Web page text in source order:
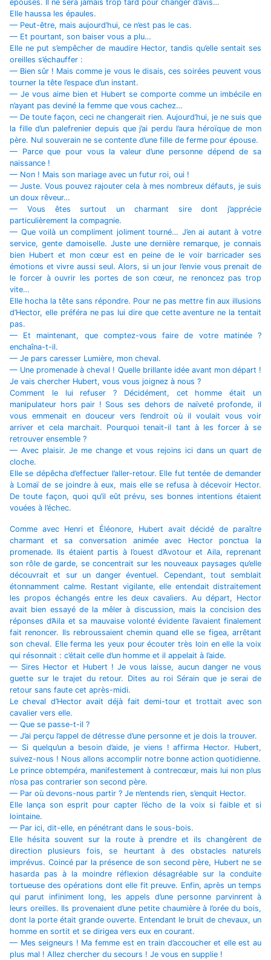
épouses. Il ne sera jamais trop tard pour changer d’avis…
Elle haussa les épaules.
— Peut-être, mais aujourd’hui, ce n’est pas le cas.
— Et pourtant, son baiser vous a plu…
Elle ne put s’empêcher de maudire Hector, tandis qu’elle sentait ses
oreilles s’échauffer :
— Bien sûr ! Mais comme je vous le disais, ces soirées peuvent vous
tourner la tête l’espace d’un instant.
— Je vous aime bien et Hubert se comporte comme un imbécile en
n’ayant pas deviné la femme que vous cachez…
— De toute façon, ceci ne changerait rien. Aujourd’hui, je ne suis que
la fille d’un palefrenier depuis que j’ai perdu l’aura héroïque de mon
père. Nul souverain ne se contente d’une fille de ferme pour épouse.
— Parce que pour vous la valeur d’une personne dépend de sa
naissance !
— Non ! Mais son mariage avec un futur roi, oui !
— Juste. Vous pouvez rajouter cela à mes nombreux défauts, je suis
un doux rêveur…
— Vous êtes surtout un charmant sire dont j’apprécie
particulièrement la compagnie.
— Que voilà un compliment joliment tourné… J’en ai autant à votre
service, gente damoiselle. Juste une dernière remarque, je connais
bien Hubert et mon cœur est en peine de le voir barricader ses
émotions et vivre aussi seul. Alors, si un jour l’envie vous prenait de
le forcer à ouvrir les portes de son cœur, ne renoncez pas trop
vite…
Elle hocha la tête sans répondre. Pour ne pas mettre fin aux illusions
d’Hector, elle préféra ne pas lui dire que cette aventure ne la tentait
pas.
— Et maintenant, que comptez-vous faire de votre matinée ?
enchaîna-t-il.
— Je pars caresser Lumière, mon cheval.
— Une promenade à cheval ! Quelle brillante idée avant mon départ !
Je vais chercher Hubert, vous vous joignez à nous ?
Comment le lui refuser ? Décidément, cet homme était un
manipulateur hors pair ! Sous ses dehors de naïveté profonde, il
vous emmenait en douceur vers l’endroit où il voulait vous voir
arriver et cela marchait. Pourquoi tenait-il tant à les forcer à se
retrouver ensemble ?
— Avec plaisir. Je me change et vous rejoins ici dans un quart de
cloche.
Elle se dépêcha d’effectuer l’aller-retour. Elle fut tentée de demander
à Lomaï de se joindre à eux, mais elle se refusa à décevoir Hector.
De toute façon, quoi qu’il eût prévu, ses bonnes intentions étaient
vouées à l’échec.
Comme avec Henri et Éléonore, Hubert avait décidé de paraître
charmant et sa conversation animée avec Hector ponctua la
promenade. Ils étaient partis à l’ouest d’Avotour et Aila, reprenant
son rôle de garde, se concentrait sur les nouveaux paysages qu’elle
découvrait et sur un danger éventuel. Cependant, tout semblait
étonnamment calme. Restant vigilante, elle entendait distraitement
les propos échangés entre les deux cavaliers. Au départ, Hector
avait bien essayé de la mêler à discussion, mais la concision des
réponses d’Aila et sa mauvaise volonté évidente l’avaient finalement
fait renoncer. Ils rebroussaient chemin quand elle se figea, arrêtant
son cheval. Elle ferma les yeux pour écouter très loin en elle la voix
qui résonnait : c’était celle d’un homme et il appelait à l’aide.
— Sires Hector et Hubert ! Je vous laisse, aucun danger ne vous
guette sur le trajet du retour. Dites au roi Sérain que je serai de
retour sans faute cet après-midi.
Le cheval d’Hector avait déjà fait demi-tour et trottait avec son
cavalier vers elle.
— Que se passe-t-il ?
— J’ai perçu l’appel de détresse d’une personne et je dois la trouver.
— Si quelqu’un a besoin d’aide, je viens ! affirma Hector. Hubert,
suivez-nous ! Nous allons accomplir notre bonne action quotidienne.
Le prince obtempéra, manifestement à contrecœur, mais lui non plus
n’osa pas contrarier son second père.
— Par où devons-nous partir ? Je n’entends rien, s’enquit Hector.
Elle lança son esprit pour capter l’écho de la voix si faible et si
lointaine.
— Par ici, dit-elle, en pénétrant dans le sous-bois.
Elle hésita souvent sur la route à prendre et ils changèrent de
direction plusieurs fois, se heurtant à des obstacles naturels
imprévus. Coincé par la présence de son second père, Hubert ne se
hasarda pas à la moindre réflexion désagréable sur la conduite
tortueuse des opérations dont elle fit preuve. Enfin, après un temps
qui parut infiniment long, les appels d’une personne parvinrent à
leurs oreilles. Ils provenaient d’une petite chaumière à l’orée du bois,
dont la porte était grande ouverte. Entendant le bruit de chevaux, un
homme en sortit et se dirigea vers eux en courant.
— Mes seigneurs ! Ma femme est en train d’accoucher et elle est au
plus mal ! Allez chercher du secours ! Je vous en supplie !